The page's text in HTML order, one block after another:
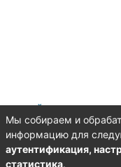
Мы собираем и
информацию для
аутентификация,
статистика.